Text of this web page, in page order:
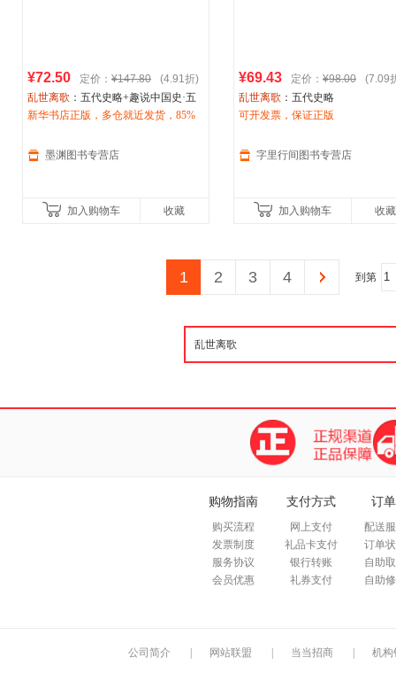
¥72.50 定价： ¥147.80
(4.91折)
乱世离歌 ：五代史略+趣说中国史·五
代十国篇 陶懋炳 著
新华书店正版，多仓就近发货，85%
服！墨渊图书专营店
加入购物车 收藏
¥69.43 定价： ¥98.00
(7.09
乱世离歌 ：五代史略
可开发票，保证正版
字里行间图书专营店
加入购物车 收藏
1 2 3 4 到第
购物指南
购买流程
发票制度
服务协议
会员优惠
支付方式
网上支付
礼品卡支付
银行转账
礼券支付
订
配送
订单
自助
自助
公司简介 网站联盟 当当招商 机构